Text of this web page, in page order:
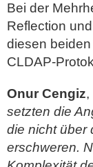
Bei der
Reflection
diesen
CLDAP-
Onur Cengiz,
setzten die
die nicht über
erschweren.